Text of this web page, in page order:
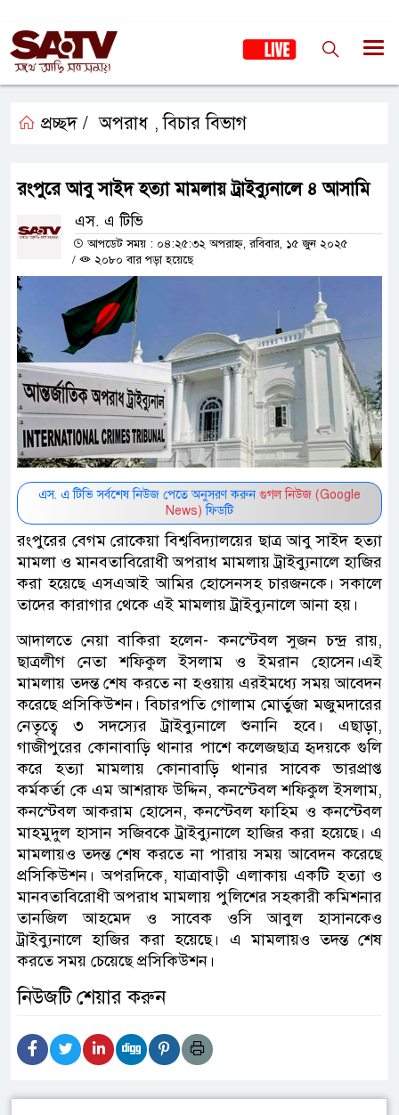
প্রচ্ছদ / অপরাধ ,বিচার বিভাগ
রংপুরে আবু সাইদ হত্যা মামলায় ট্রাইব্যুনালে ৪ আসামি
এস. এ টিভি
আপডেট সময় : ০৪:২৫:৩২ অপরাহ্ন, রবিবার, ১৫ জুন ২০২৫
/
২০৮০ বার পড়া হয়েছে
এস. এ টিভি সর্বশেষ নিউজ পেতে অনুসরণ করুন গুগল নিউজ (Google
News) ফিডটি
রংপুরের বেগম রোকেয়া বিশ্ববিদ্যালয়ের ছাত্র আবু সাইদ হত্যা
মামলা ও মানবতাবিরোধী অপরাধ মামলায় ট্রাইব্যুনালে হাজির
করা হয়েছে এসএআই আমির হোসেনসহ চারজনকে। সকালে
তাদের কারাগার থেকে এই মামলায় ট্রাইব্যুনালে আনা হয়।
আদালতে নেয়া বাকিরা হলেন- কনস্টেবল সুজন চন্দ্র রায়,
ছাত্রলীগ নেতা শফিকুল ইসলাম ও ইমরান হোসেন।এই
মামলায় তদন্ত শেষ করতে না হওয়ায় এরইমধ্যে সময় আবেদন
করেছে প্রসিকিউশন। বিচারপতি গোলাম মোর্তুজা মজুমদারের
নেতৃত্বে ৩ সদস্যের ট্রাইব্যুনালে শুনানি হবে। এছাড়া,
গাজীপুরের কোনাবাড়ি থানার পাশে কলেজছাত্র হৃদয়কে গুলি
করে হত্যা মামলায় কোনাবাড়ি থানার সাবেক ভারপ্রাপ্ত
কর্মকর্তা কে এম আশরাফ উদ্দিন, কনস্টেবল শফিকুল ইসলাম,
কনস্টেবল আকরাম হোসেন, কনস্টেবল ফাহিম ও কনস্টেবল
মাহমুদুল হাসান সজিবকে ট্রাইব্যুনালে হাজির করা হয়েছে। এ
মামলায়ও তদন্ত শেষ করতে না পারায় সময় আবেদন করেছে
প্রসিকিউশন। অপরদিকে, যাত্রাবাড়ী এলাকায় একটি হত্যা ও
মানবতাবিরোধী অপরাধ মামলায় পুলিশের সহকারী কমিশনার
তানজিল আহমেদ ও সাবেক ওসি আবুল হাসানকেও
ট্রাইব্যুনালে হাজির করা হয়েছে। এ মামলায়ও তদন্ত শেষ
করতে সময় চেয়েছে প্রসিকিউশন।
নিউজটি শেয়ার করুন